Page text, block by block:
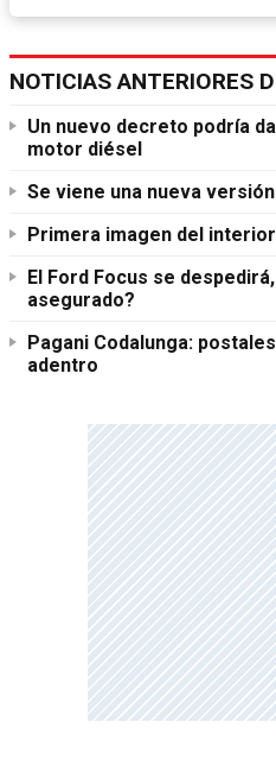
NOTICIAS ANTERIORES
Un nuevo decreto podría
motor diésel
Se viene una nueva
Primera imagen del
El Ford Focus se
asegurado?
Pagani Codalunga:
adentro